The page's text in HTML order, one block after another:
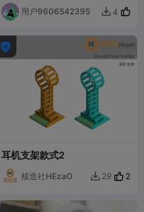
用户9606542395  4

耳机支架款式2
核造社HEzaO  29 2